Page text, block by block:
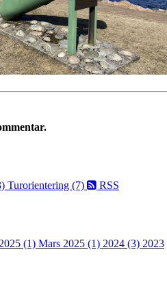
Turorientering (7) RSS
(1) Mars 2025 (1) 2024 (3) 2023